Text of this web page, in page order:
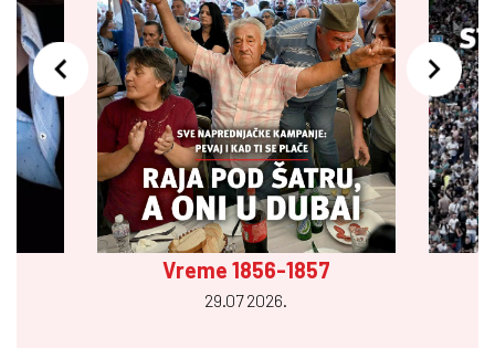
Vreme 1856-1857
29.07 2026.